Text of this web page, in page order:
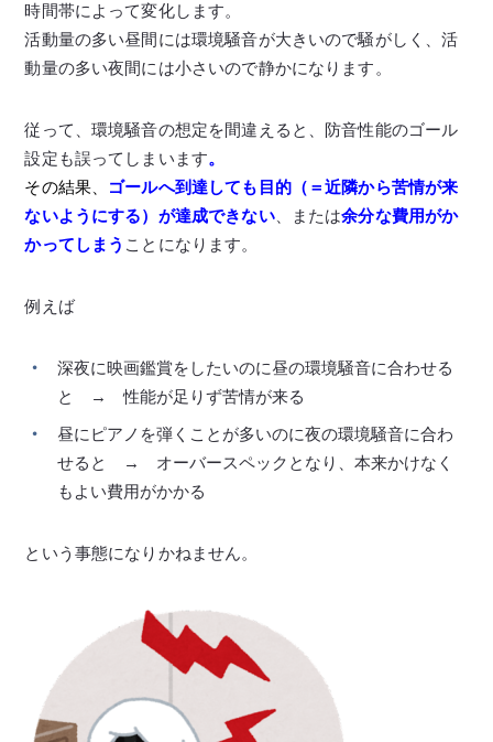
時間帯によって変化します。
活動量の多い昼間には環境騒音が大きいので騒がしく、活
動量の多い夜間には小さいので静かになります。
従って、環境騒音の想定を間違えると、防音性能のゴール
設定も誤ってしまいます。
その結果、
ゴールへ到達しても目的（＝近隣から苦情が来
ないようにする）が達成できない、または余分な費用がか
かって しまう ことになります。
例えば
深夜に映画鑑賞をしたいのに昼の環境騒音に合わせる
と → 性能が足りず苦情が来る
昼にピアノを弾くことが多いのに夜の環境騒音に合わ
せると → オーバースペックとなり、本来かけなく
もよい費用がかかる
という事態になりかねません。